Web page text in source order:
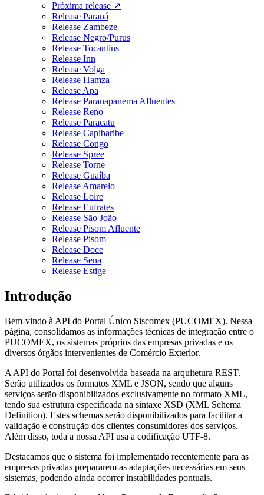
Próxima release ↗
Release Paraná
Release Zambeze
Release Negro/Purus
Release Tocantins
Release Inn
Release Volga
Release Hamza
Release Apa
Release Paranapanema Afluentes
Release Reno
Release Paracatu
Release Capibaribe
Release Congo
Release Spree
Release Torne
Release Guaíba
Release Amarelo
Release Loire
Release Eufrates
Release São João
Release Pisom Afluente
Release Pisom
Release Doce
Release Sena
Release Estige
Introdução
Bem-vindo à API do Portal Único Siscomex (PUCOMEX). Nessa
página, consolidamos as informações técnicas de integração entre o
PUCOMEX, os sistemas próprios das empresas privadas e os
diversos órgãos intervenientes de Comércio Exterior.
A API do Portal foi desenvolvida baseada na arquitetura REST.
Serão utilizados os formatos XML e JSON, sendo que alguns
serviços serão disponibilizados exclusivamente no formato XML,
tendo sua estrutura especificada na sintaxe XSD (XML Schema
Definition). Estes schemas serão disponibilizados para facilitar a
validação e construção dos clientes consumidores dos serviços.
Além disso, toda a nossa API usa a codificação UTF-8.
Destacamos que o sistema foi implementado recentemente para as
empresas privadas prepararem as adaptações necessárias em seus
sistemas, podendo ainda ocorrer instabilidades pontuais.